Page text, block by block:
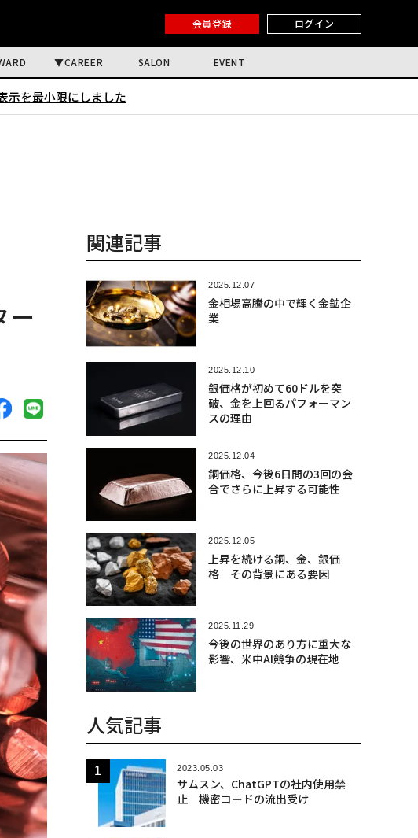
会員登録 ログイン
CAREER SALON EVENT
示を最小限にしました
ー
関連記事
2025.12.07
金相場高騰の中で輝く金鉱企
業
2025.12.10
銀価格が初めて60ドルを突
破、金を上回るパフォーマン
スの理由
2025.12.04
銅価格、今後6日間の3回の会
合でさらに上昇する可能性
2025.12.05
上昇を続ける銅、金、銀価
格 その背景にある要因
2025.11.29
今後の世界のあり方に重大な
影響、米中AI競争の現在地
人気記事
2023.05.03
サムスン、ChatGPTの社内使用禁
止 機密コードの流出受け